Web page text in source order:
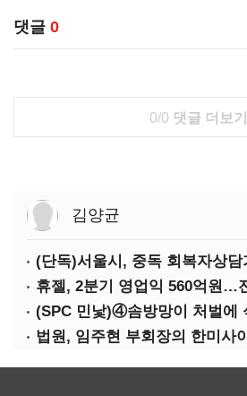
댓글 0
0/0 댓글 더보기
김양균
휴젤, 2분기 영업익 560억원…